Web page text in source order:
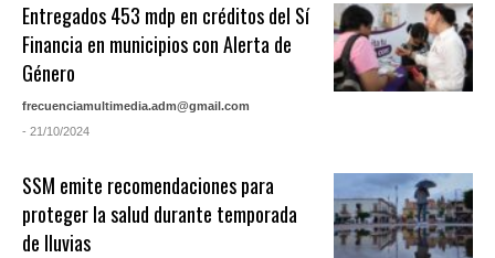
Entregados 453 mdp en créditos del Sí
Financia en municipios con Alerta de
Género
frecuenciamultimedia.adm@gmail.com
- 21/10/2024
SSM emite recomendaciones para
proteger la salud durante temporada
de lluvias